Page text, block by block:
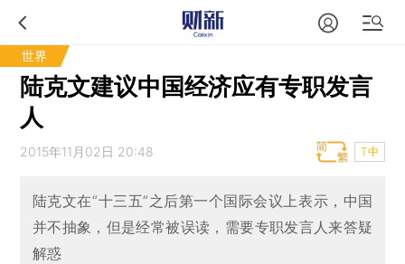
世界
陆克文建议中国经济应有专职发言
人
2015年11月02日 20:48 T中
陆克文在“十三五”之后第一个国际会议上表示，中国
并不抽象，但是经常被误读，需要专职发言人来答疑
解惑